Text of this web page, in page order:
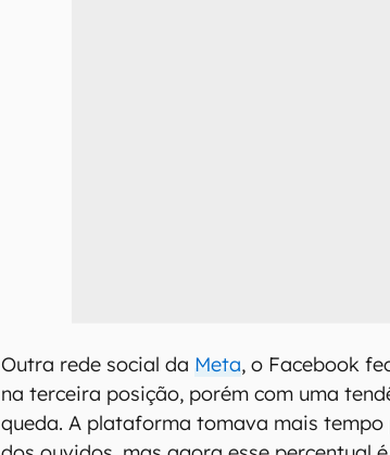
Outra rede social da Meta, o Facebook
na terceira posição, porém com uma
queda. A plataforma tomava mais tempo